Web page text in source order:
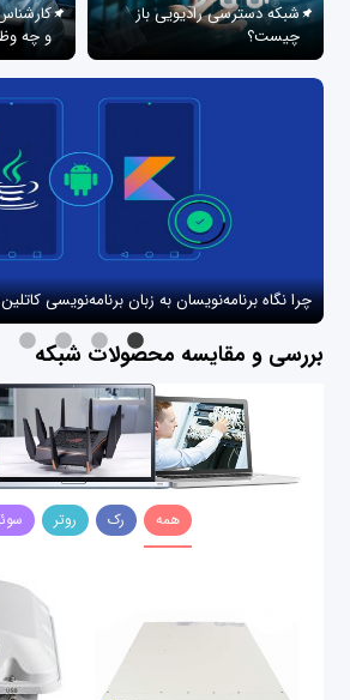
شبکه دسترسی رادیویی باز
چیست؟
و چه
چرا نگاه برنامه‌نویسان به زبان برنامه‌نویسی
بررسی و مقایسه محصولات شبکه
همه رک روتر